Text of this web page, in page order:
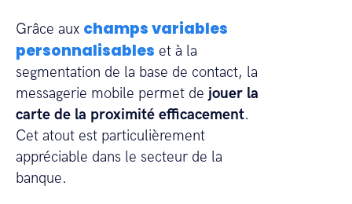
Grâce aux champs variables
personnalisables et à la
segmentation de la base de contact, la
messagerie mobile permet de jouer la
carte de la proximité efficacement.
Cet atout est particulièrement
appréciable dans le secteur de la
banque.